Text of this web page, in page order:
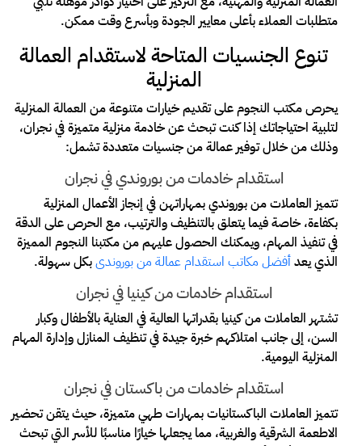
متطلبات العملاء بأعلى معايير الجودة وبأسرع وقت ممكن.
تنوع الجنسيات المتاحة لاستقدام العمالة
المنزلية
يحرص مكتب النجوم على تقديم خيارات متنوعة من العمالة المنزلية
لتلبية احتياجاتك إذا كنت تبحث عن خادمة منزلية متميزة في نجران،
وذلك من خلال توفير عمالة من جنسيات متعددة تشمل:
استقدام خادمات من بوروندي في نجران
تتميز العاملات من بوروندي بمهاراتهن في إنجاز الأعمال المنزلية
بكفاءة، خاصة فيما يتعلق بالتنظيف والترتيب، مع الحرص على الدقة
في تنفيذ المهام، ويمكنك الحصول عليهم من مكتبنا النجوم المميزة
الذي يعدأفضل مكاتب استقدام عمالة من بوروندىبكل سهولة.
استقدام خادمات من كينيا في نجران
تشتهر العاملات من كينيا بقدراتها العالية في العناية بالأطفال وكبار
السن، إلى جانب امتلاكهم خبرة جيدة في تنظيف المنازل وإدارة المهام
المنزلية اليومية.
استقدام خادمات من باكستان في نجران
تتميز العاملات الباكستانيات بمهارات طهي متميزة، حيث يتقن تحضير
الاطعمة الشرقية والغربية، مما يجعلها خيارًا مناسبًا للأسر التي تبحث